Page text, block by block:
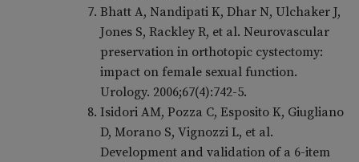
Bhatt A, Nandipati K, Dhar N, Ulchaker J,
Jones S, Rackley R, et al. Neurovascular
preservation in orthotopic cystectomy:
impact on female sexual function.
Urology. 2006;67(4):742-5.
Isidori AM, Pozza C, Esposito K, Giugliano
D, Morano S, Vignozzi L, et al.
Development and validation of a 6-item